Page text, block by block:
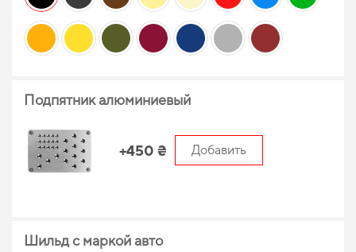
Подпятник алюминиевый
+450 ₴ Добавить
Шильд с маркой авто